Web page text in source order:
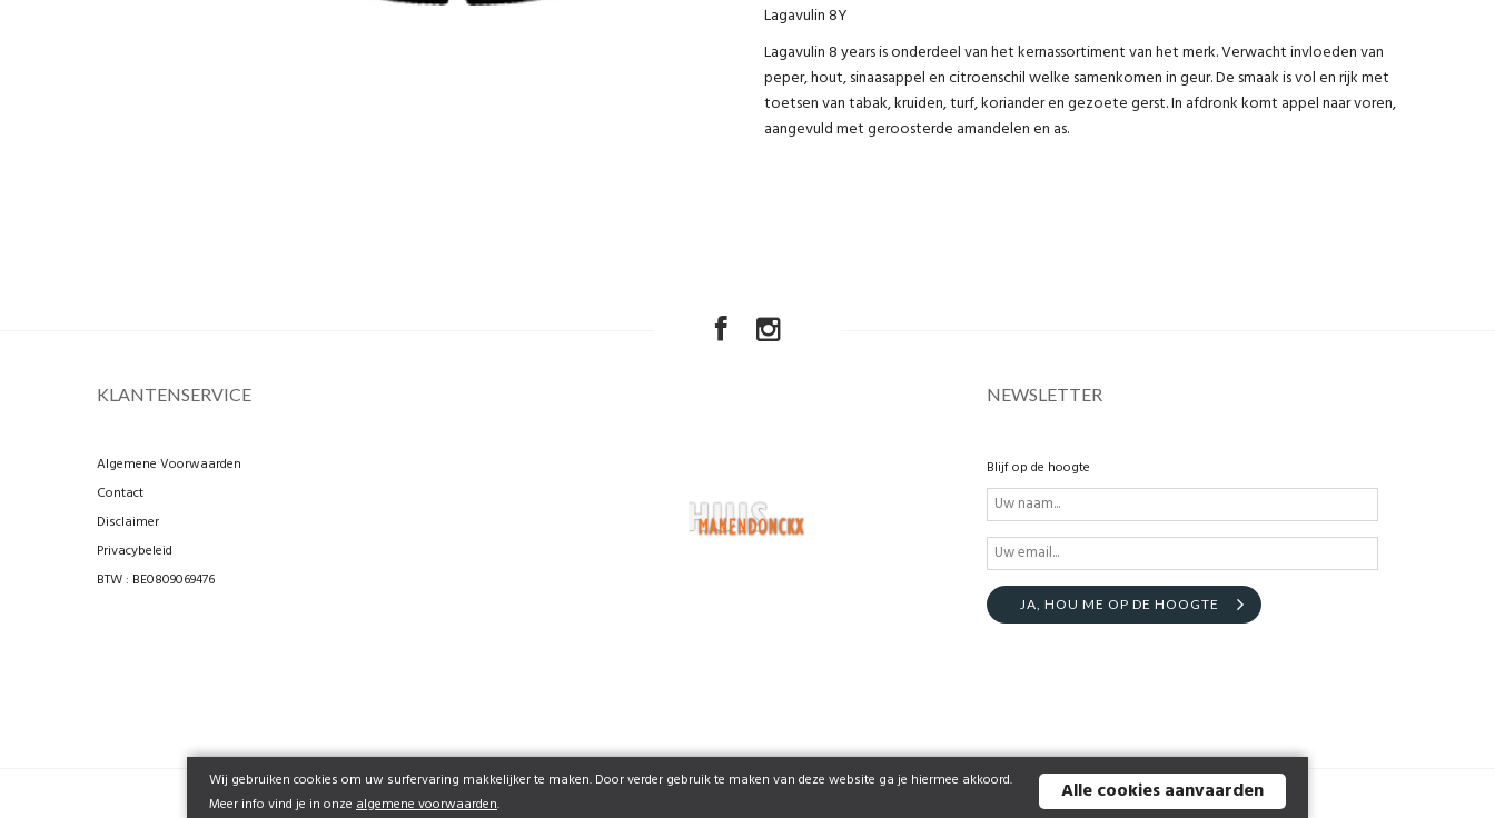
Lagavulin 8Y
Lagavulin 8 years is onderdeel van het kernassortiment van het merk. Verwacht invloeden van
peper, hout, sinaasappel en citroenschil welke samenkomen in geur. De smaak is vol en rijk met
toetsen van tabak, kruiden, turf, koriander en gezoete gerst. In afdronk komt appel naar voren,
aangevuld met geroosterde amandelen en as.
KLANTENSERVICE
Algemene Voorwaarden
Contact
Disclaimer
Privacybeleid
BTW : BE0809069476
NEWSLETTER
Blijf op de hoogte
JA, HOU ME OP DE HOOGTE
Wij gebruiken cookies om uw surfervaring makkelijker te maken. Door verder gebruik te maken van deze website ga je hiermee akkoord.
Meer info vind je in onze algemene voorwaarden. Alle cookies aanvaarden